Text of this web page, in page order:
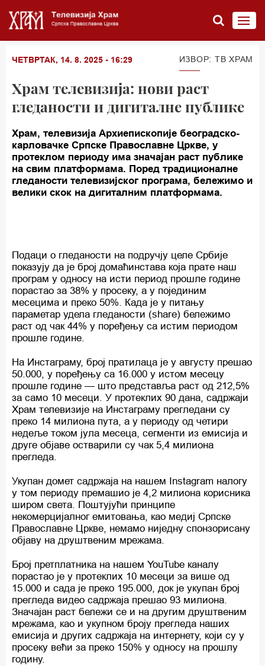
ЧЕТВРТАК, 14. 8. 2025 - 16:29 ИЗВОР: ТВ ХРАМ
Храм телевизија: нови раст
гледаности и дигиталне публике
Храм, телевизија Архиепископије београдско-
карловачке Српске Православне Цркве, у
протеклом периоду има значајан раст публике
на свим платформама. Поред традиционалне
гледаности телевизијског програма, бележимо и
велики скок на дигиталним платформама.
Подаци о гледаности на подручју целе Србије
показују да је број домаћинстава која прате наш
програм у односу на исти период прошле године
порастао за 38% у просеку, а у појединим
месецима и преко 50%. Када је у питању
параметар удела гледаности (share) бележимо
раст од чак 44% у поређењу са истим периодом
прошле године.
На Инстаграму, број пратилаца је у августу прешао
50.000, у поређењу са 16.000 у истом месецу
прошле године — што представља раст од 212,5%
за само 10 месеци. У протеклих 90 дана, садржаји
Храм телевизије на Инстаграму прегледани су
преко 14 милиона пута, а у периоду од четири
недеље током јула месеца, сегменти из емисија и
друге објаве остварили су чак 5,4 милиона
прегледа.
Укупан домет садржаја на нашем Instagram налогу
у том периоду премашио је 4,2 милиона корисника
широм света. Поштујући принципе
некомерцијалног емитовања, као медиј Српске
Православне Цркве, немамо ниједну спонзорисану
објаву на друштвеним мрежама.
Број претплатника на нашем YouTube каналу
порастао је у протеклих 10 месеци за више од
15.000 и сада је преко 195.000, док је укупан број
прегледа видео садржаја прешао 93 милиона.
Значајан раст бележи се и на другим друштвеним
мрежама, као и укупном броју прегледа наших
емисија и других садржаја на интернету, који су у
просеку већи за преко 150% у односу на прошлу
годину.